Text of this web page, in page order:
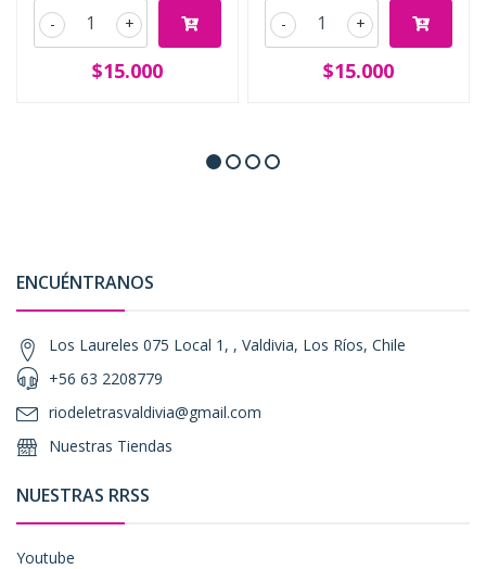
+
-
$15.000
+
-
$15.000
ENCUÉNTRANOS
Los Laureles 075 Local 1, , Valdivia, Los Ríos, Chile
+56 63 2208779
riodeletrasvaldivia@gmail.com
Nuestras Tiendas
NUESTRAS RRSS
Youtube